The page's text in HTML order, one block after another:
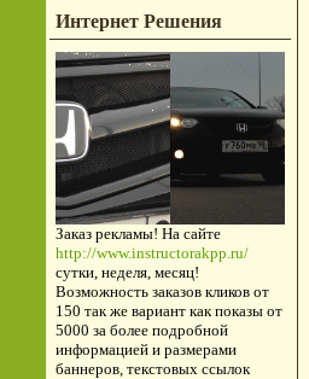
Интернет Решения
Заказ рекламы! На сайте
http://www.instructorakpp.ru/
сутки, неделя, месяц!
Возможность заказов кликов от
150 так же вариант как показы от
5000 за более подробной
информацией и размерами
баннеров, текстовых ссылок